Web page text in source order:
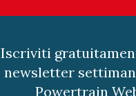
Iscriviti
newsletter
Powertrain